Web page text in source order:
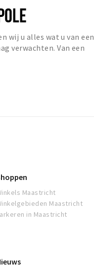
wij u alles wat u van een
verwachten. Van een
Maastricht
Maastricht
in Maastricht